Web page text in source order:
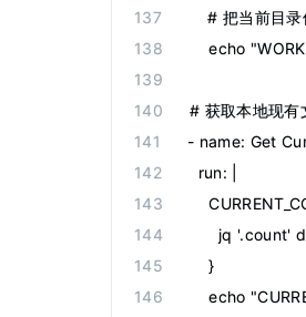
# 把当前目
echo
# 获取本地现有
- name: Get
  run
:
jq
    }
echo